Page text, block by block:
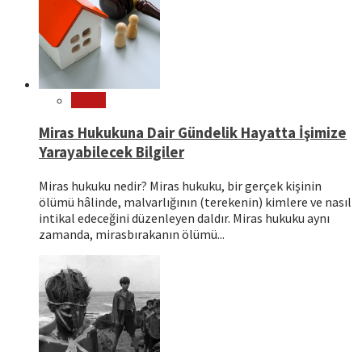
Miras Hukukuna Dair Gündelik Hayatta İşimize
Yarayabilecek Bilgiler
Miras hukuku nedir? Miras hukuku, bir gerçek kişinin
ölümü hâlinde, malvarlığının (terekenin) kimlere ve nasıl
intikal edeceğini düzenleyen daldır. Miras hukuku aynı
zamanda, mirasbırakanın ölümü...